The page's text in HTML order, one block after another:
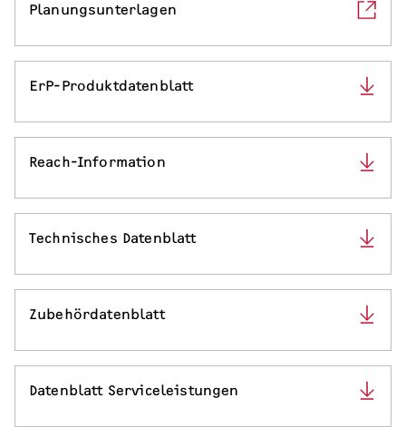
Planungsunterlagen
ErP-Produktdatenblatt
Reach-Information
Technisches Datenblatt
Zubehördatenblatt
Datenblatt Serviceleistungen